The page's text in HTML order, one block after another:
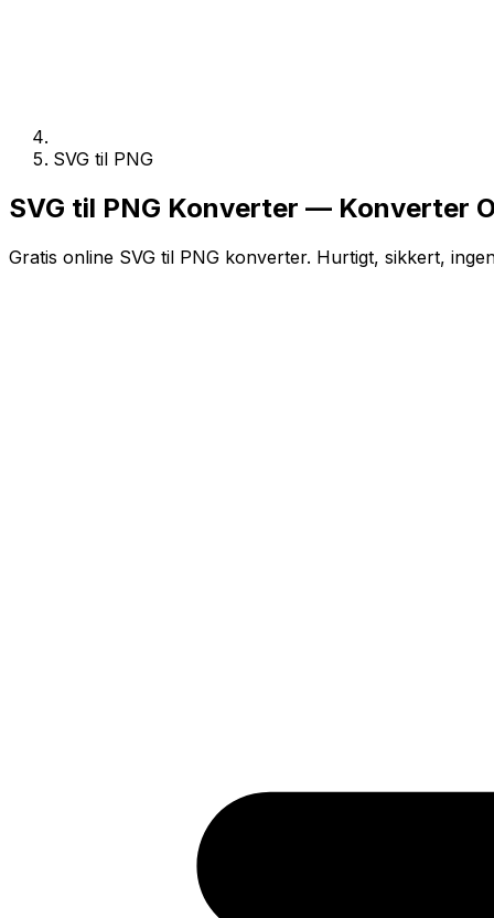
SVG til PNG
SVG til PNG Konverter — Konverter
Gratis online SVG til PNG konverter. Hurtigt, sikkert,